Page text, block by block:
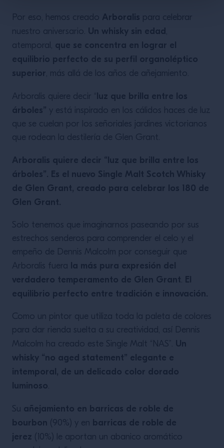
Por eso, hemos creado Arboralis para celebrar
nuestro aniversario. Un whisky sin edad ,
atemporal, que se concentra en lograr el
equilibrio perfecto de su perfil organoléptico
superior, más allá de los años de añejamiento.
Arboralis quiere decir “ luz que brilla entre los
árboles” y está inspirado en los cálidos haces de luz
que se cuelan por los señoriales jardines victorianos
que rodean la destilería de Glen Grant.
Arboralis quiere decir “luz que brilla entre los
árboles”. Es el nuevo Single Malt Scotch Whisky
de Glen Grant, creado para celebrar los 180 de
Glen Grant.
Solo tenemos que imaginarnos paseando por sus
estrechos senderos para comprender el celo y el
empeño de Dennis Malcolm por conseguir que
Arboralis fuera la más pura expresión del
verdadero temperamento de Glen Grant. El
equilibrio perfecto entre tradición e innovación.
Como un pintor que utiliza toda la paleta de colores
para dar rienda suelta a su creatividad, así Dennis
Malcolm ha creado este Single Malt “NAS”. Un
whisky “no aged statement” elegante e
intemporal, de un delicado color dorado
luminoso.
Su añejamiento en barricas de roble de
bourbon (90%) y en barricas de roble de
jerez (10%) le aportan un abanico aromático